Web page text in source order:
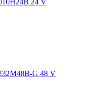
G 48 V